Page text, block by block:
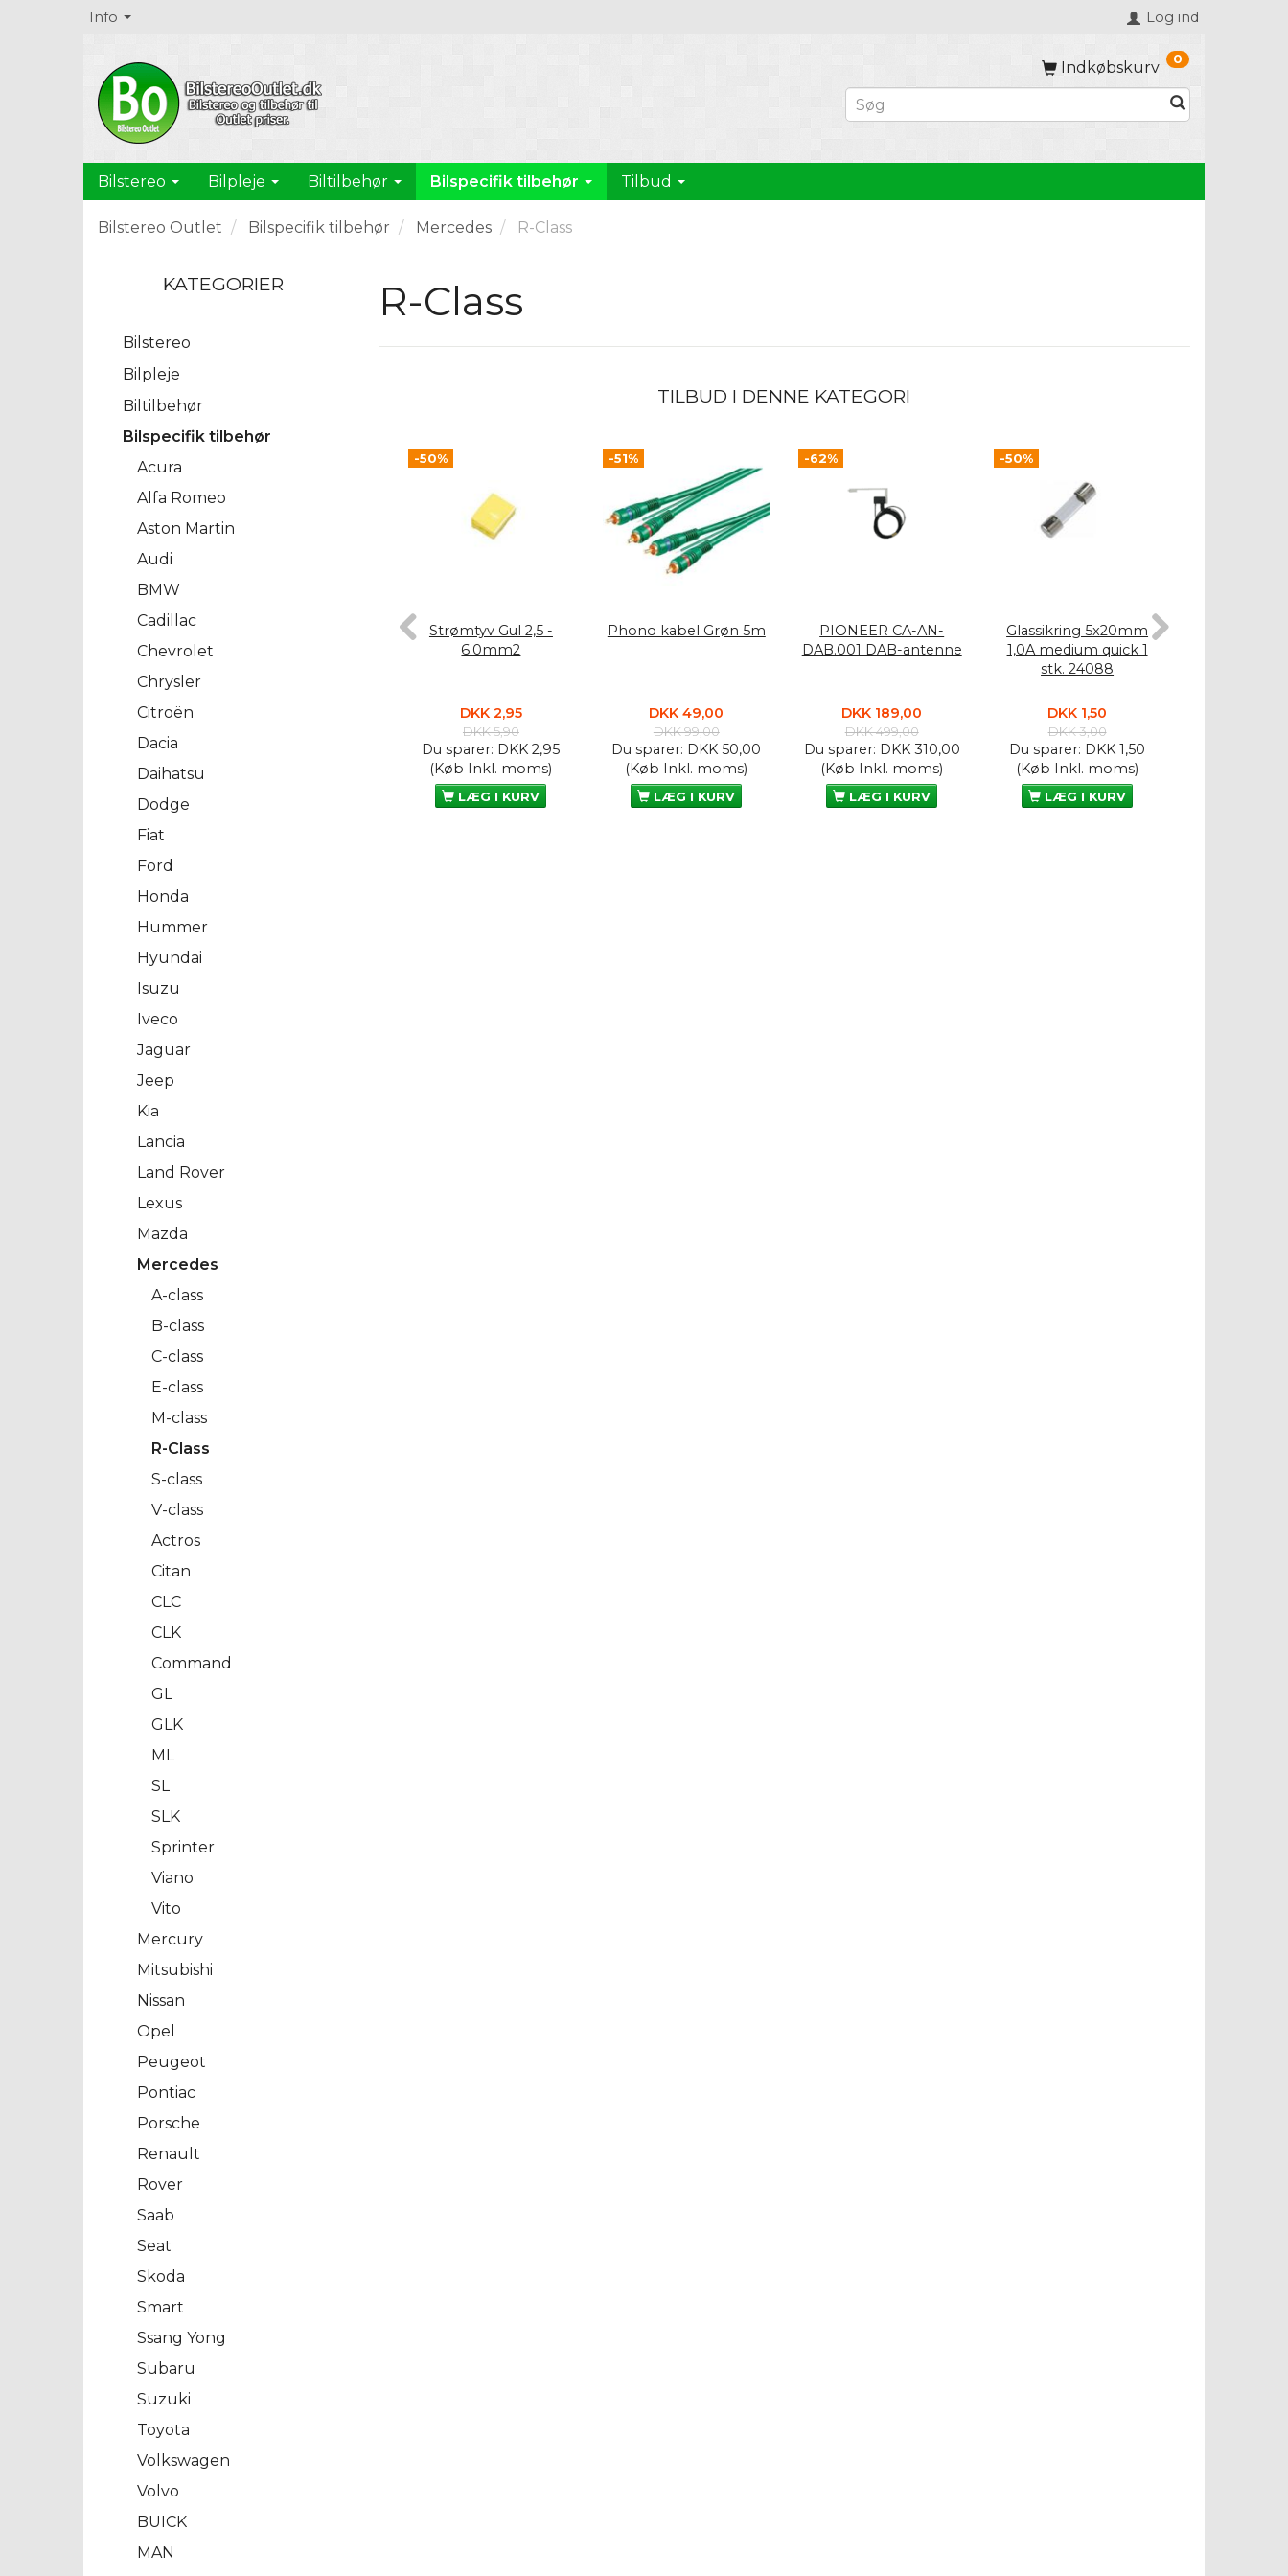
Info Log ind
Indkøbskurv 0
Bilstereo Bilpleje Biltilbehør Bilspecifik tilbehør Tilbud
Bilstereo Outlet Bilspecifik tilbehør Mercedes R-Class
KATEGORIER
Bilstereo
Bilpleje
Biltilbehør
Bilspecifik tilbehør
Acura
Alfa Romeo
Aston Martin
Audi
BMW
Cadillac
Chevrolet
Chrysler
Citroën
Dacia
Daihatsu
Dodge
Fiat
Ford
Honda
Hummer
Hyundai
Isuzu
Iveco
Jaguar
Jeep
Kia
Lancia
Land Rover
Lexus
Mazda
Mercedes
A-class
B-class
C-class
E-class
M-class
R-Class
S-class
V-class
Actros
Citan
CLC
CLK
Command
GL
GLK
ML
SL
SLK
Sprinter
Viano
Vito
Mercury
Mitsubishi
Nissan
Opel
Peugeot
Pontiac
Porsche
Renault
Rover
Saab
Seat
Skoda
Smart
Ssang Yong
Subaru
Suzuki
Toyota
Volkswagen
Volvo
BUICK
MAN
R-Class
TILBUD I DENNE KATEGORI
-50%
Strømtyv Gul 2,5 -
6.0mm2
DKK 2,95
DKK 5,90
Du sparer: DKK 2,95
(Køb Inkl. moms)
LÆG I KURV
-51%
Phono kabel Grøn 5m
DKK 49,00
DKK 99,00
Du sparer: DKK 50,00
(Køb Inkl. moms)
LÆG I KURV
-62%
PIONEER CA-AN-
DAB.001 DAB-antenne
DKK 189,00
DKK 499,00
Du sparer: DKK 310,00
(Køb Inkl. moms)
LÆG I KURV
-50%
Glassikring 5x20mm
1,0A medium quick 1
stk. 24088
DKK 1,50
DKK 3,00
Du sparer: DKK 1,50
(Køb Inkl. moms)
LÆG I KURV